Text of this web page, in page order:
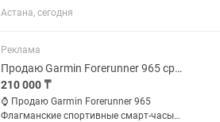
работает.
Астана, сегодня
Реклама
Продаю Garmin Forerunner 965 срочно
210 000 ₸
⌚ Продаю Garmin Forerunner 965
Флагманские спортивные смарт-часы